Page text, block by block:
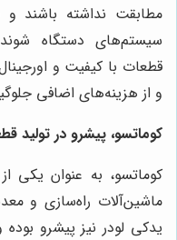
مطابقت نداشته باشند
سیستم‌های دستگاه
قطعات با کیفیت و
و از هزینه‌های اضافی
کوماتسو، پیشرو در تولید
کوماتسو، به عنوان یکی از
ماشین‌آلات راه‌سازی و
یدکی لودر نیز پیشرو بوده